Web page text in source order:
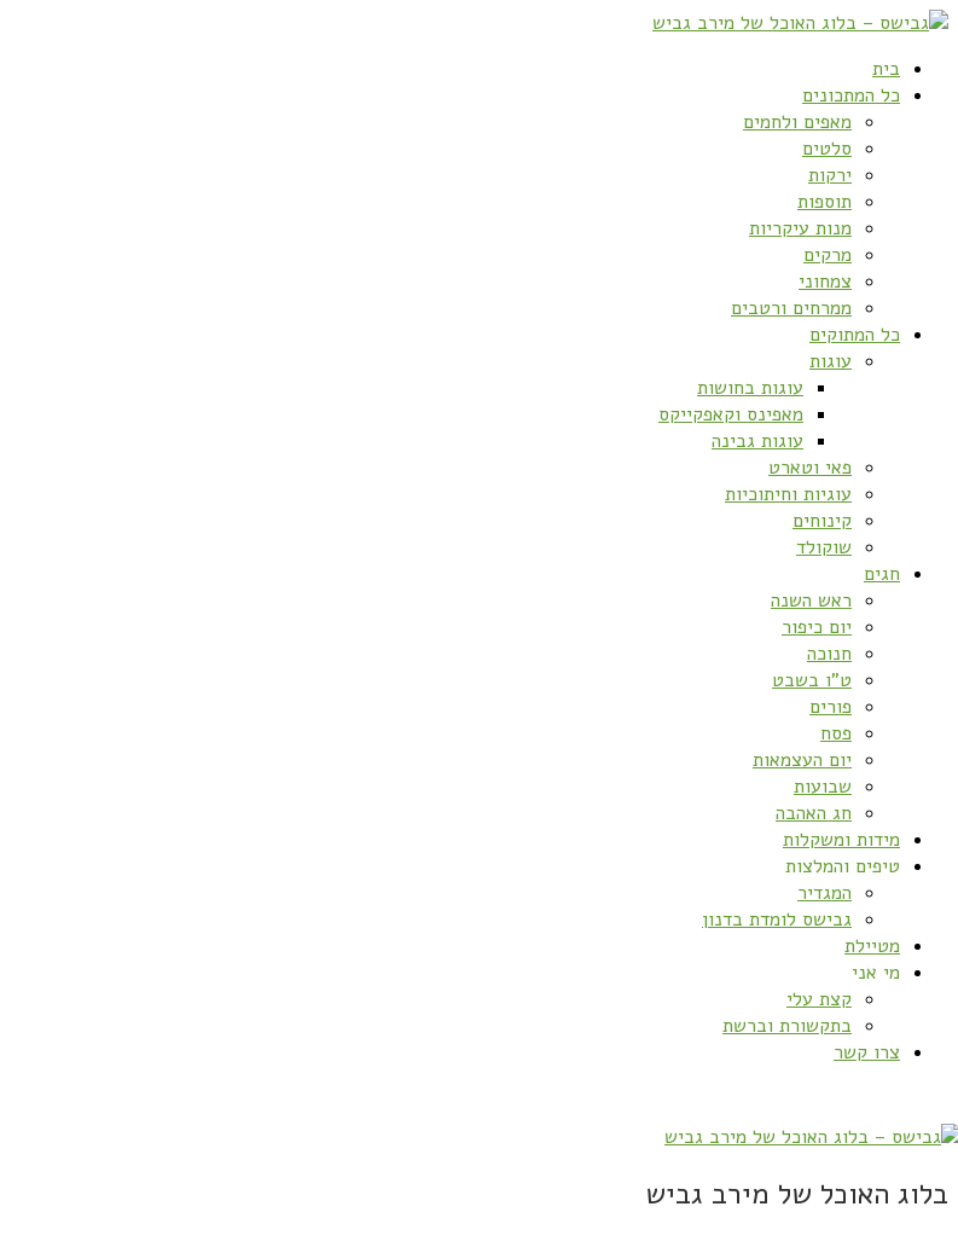
בית
כל המתכונים
מאפים ולחמים
סלטים
ירקות
תוספות
מנות עיקריות
מרקים
צמחוני
ממרחים ורטבים
כל המתוקים
עוגות
עוגות בחושות
מאפינס וקאפקייקס
עוגות גבינה
פאי וטארט
עוגיות וחיתוכיות
קינוחים
שוקולד
חגים
ראש השנה
יום כיפור
חנוכה
ט”ו בשבט
פורים
פסח
יום העצמאות
שבועות
חג האהבה
מידות ומשקלות
טיפים והמלצות
המגדיר
גבישס לומדת בדנון
מטיילת
מי אני
קצת עלי
בתקשורת וברשת
צרו קשר
בלוג האוכל של מירב גביש